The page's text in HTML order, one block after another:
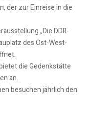
der zur Einreise in die
„Die DDR-​
des Ost-​West-​
die Gedenkstätte
an.
besuchen jährlich den